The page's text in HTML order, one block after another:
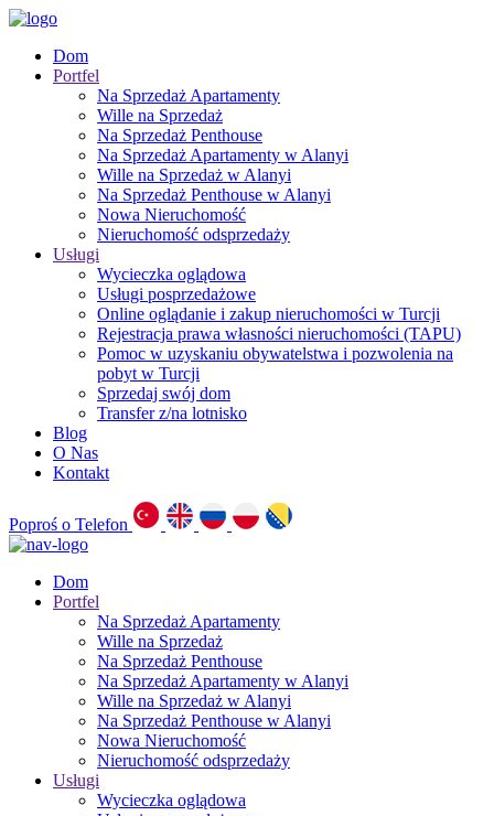
Dom
Portfel
Na Sprzedaż Apartamenty
Wille na Sprzedaż
Na Sprzedaż Penthouse
Na Sprzedaż Apartamenty w Alanyi
Wille na Sprzedaż w Alanyi
Na Sprzedaż Penthouse w Alanyi
Nowa Nieruchomość
Nieruchomość odsprzedaży
Usługi
Wycieczka oglądowa
Usługi posprzedażowe
Online oglądanie i zakup nieruchomości w Turcji
Rejestracja prawa własności nieruchomości (TAPU)
Pomoc w uzyskaniu obywatelstwa i pozwolenia na
pobyt w Turcji
Sprzedaj swój dom
Transfer z/na lotnisko
Blog
O Nas
Kontakt
Poproś o Telefon
Dom
Portfel
Na Sprzedaż Apartamenty
Wille na Sprzedaż
Na Sprzedaż Penthouse
Na Sprzedaż Apartamenty w Alanyi
Wille na Sprzedaż w Alanyi
Na Sprzedaż Penthouse w Alanyi
Nowa Nieruchomość
Nieruchomość odsprzedaży
Usługi
Wycieczka oglądowa